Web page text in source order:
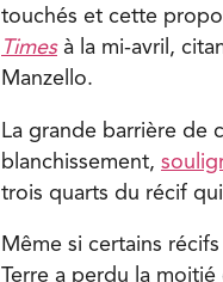
touchés et cette
Timesà la mi-avril,
Manzello.
La grande barrière de
blanchissement,
trois quarts du récif
Même si certains
Terre a perdu la